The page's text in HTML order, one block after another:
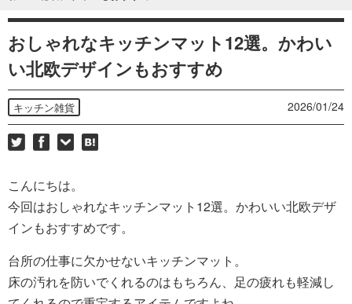
おしゃれなキッチンマット12選。かわい
い北欧デザインもおすすめ
キッチン雑貨 2026/01/24
こんにちは。
今回はおしゃれなキッチンマット12選。かわいい北欧デザ
インもおすすめです。
台所の仕事に欠かせないキッチンマット。
床の汚れを防いでくれるのはもちろん、足の疲れも軽減し